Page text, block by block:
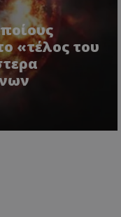
«τέλος του